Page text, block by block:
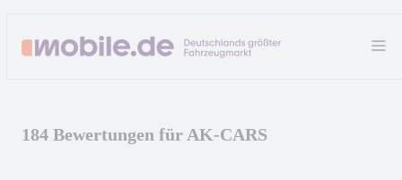
184 Bewertungen für AK-CARS